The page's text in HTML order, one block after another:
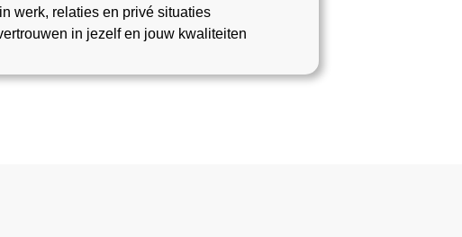
werk, relaties en privé situaties
in jezelf en jouw kwaliteiten